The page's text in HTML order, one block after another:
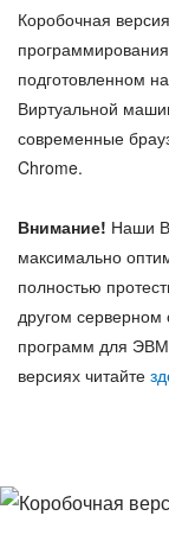
Коробочная
подготовленном
Виртуальной
современные
Chrome.
Внимание! Наши
максимально
полностью
другом серверном
программ для
версиях читайте